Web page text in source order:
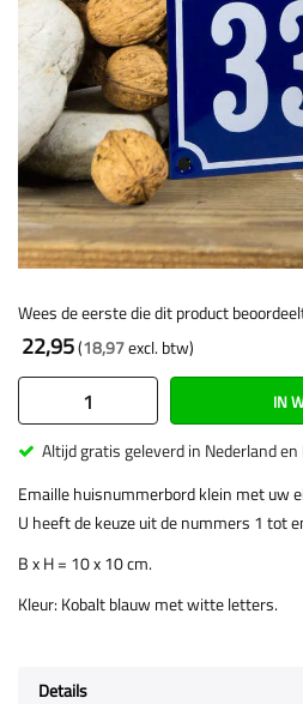
Wees de eerste die dit product
22,95 18,97
IN
Altijd gratis geleverd in Nederland en
Emaille huisnummerbord klein met uw
U heeft de keuze uit de nummers 1 tot
B x H = 10 x 10 cm.
Kleur: Kobalt blauw met witte letters.
Details